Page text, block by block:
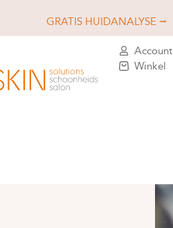
GRATIS HUIDANALYSE ⭢
Account
Winkel